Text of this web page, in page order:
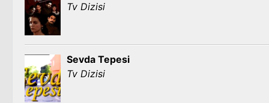
Tv Dizisi
Sevda Tepesi
Tv Dizisi